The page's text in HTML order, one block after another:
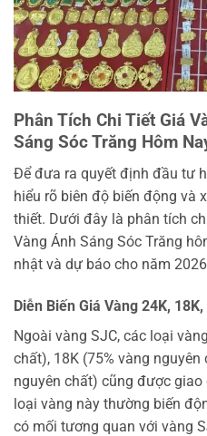
Phân Tích Chi Tiết Giá
Sáng Sóc Trăng Hôm
Để đưa ra quyết định đầu tư
hiểu rõ biên độ biến động và
thiết. Dưới đây là phân tích
Vàng Ánh Sáng Sóc Trăng
nhật và dự báo cho năm
Diễn Biến Giá Vàng 24K, 18K,
Ngoài vàng SJC, các loại
chất), 18K (75% vàng nguyên
nguyên chất) cũng được
loại vàng này thường biến
có mối tương quan với vàng